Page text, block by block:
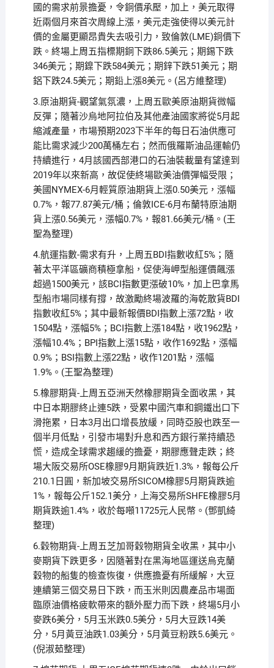
國的需求前景擔憂，令銅價承壓，加上，美元取得
近兩個月來首次周線上漲，美元走強使得以美元計
價的金屬更顯昂貴失去吸引力，致倫敦(LME)銅價下
跌。終場上周五指標期銅下跌86.5美元；期錫下跌
346美元；期鎳下跌584美元；期鋅下跌51美元；期
鋁下跌24.5美元；期鉛上漲8美元。(呂方維整理)
3.原油期貨-觀望氣氛濃，上周五歐美原油期貨微幅
反彈；隨著沙烏地阿拉伯及其他產油國家將從5月起
縮減產量，市場預期2023下半年的每日石油供應可
能比需求減少200萬桶左右；然而俄羅斯油品運輸仍
持續進行，4月該國西部港口的石油裝載量有望達到
2019年以來新高，故促使終場歐美油價彈幅受限；
美國NYMEX-6月輕質原油期貨上漲0.50美元，漲幅
0.7%，報77.87美元/桶；倫敦ICE-6月布蘭特原油期
貨上漲0.56美元，漲幅0.7%，報81.66美元/桶。(王
聖為整理)
4.航運指數-需求有升，上周五BDI指數收紅5%；隨
著太平洋區礦商積極拿船，促使海岬型船運價飆漲
超過1500美元，該BCI指數更漲破10%，加上巴拿馬
型船市場同樣有撐，故激勵終場波羅的海乾散貨BDI
指數收紅5%；其中最新報價BDI指數上漲72點，收
1504點，漲幅5%；BCI指數上漲184點，收1962點，
漲幅10.4%；BPI指數上漲15點，收作1692點，漲幅
0.9%；BSI指數上漲22點，收作1201點，漲幅
1.9%。(王聖為整理)
5.橡膠期貨-上周五亞洲天然橡膠期貨全面收黑，其
中日本期膠終止連5跌，受累中國汽車和鋼鐵出口下
滑拖累，日本3月出口增長放緩，同時亞股也跌至一
個半月低點，引發市場對升息和西方銀行業持續恐
慌，造成全球需求趨緩的擔憂，期膠應聲走跌；終
場大阪交易所OSE橡膠9月期貨跌近1.3%，報每公斤
210.1日圓，新加坡交易所SICOM橡膠5月期貨跌逾
1%，報每公斤152.1美分，上海交易所SHFE橡膠5月
期貨跌逾1.4%，收於每噸11725元人民幣。(鄧凱綺
整理)
6.穀物期貨-上周五芝加哥穀物期貨全收黑，其中小
麥期貨下跌更多，因隨著對在黑海地區運送烏克蘭
穀物的船隻的檢查恢復，供應擔憂有所緩解，大豆
連續第三個交易日下跌，而玉米則因農產品市場面
臨原油價格疲軟帶來的額外壓力而下跌，終場5月小
麥跌6美分，5月玉米跌0.5美分，5月大豆跌14美
分，5月黃豆油跌1.03美分，5月黃豆粉跌5.6美元。
(倪淑茹整理)